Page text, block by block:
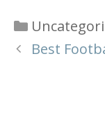
Categories
Best